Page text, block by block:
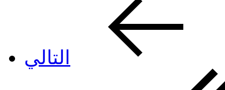
التالي